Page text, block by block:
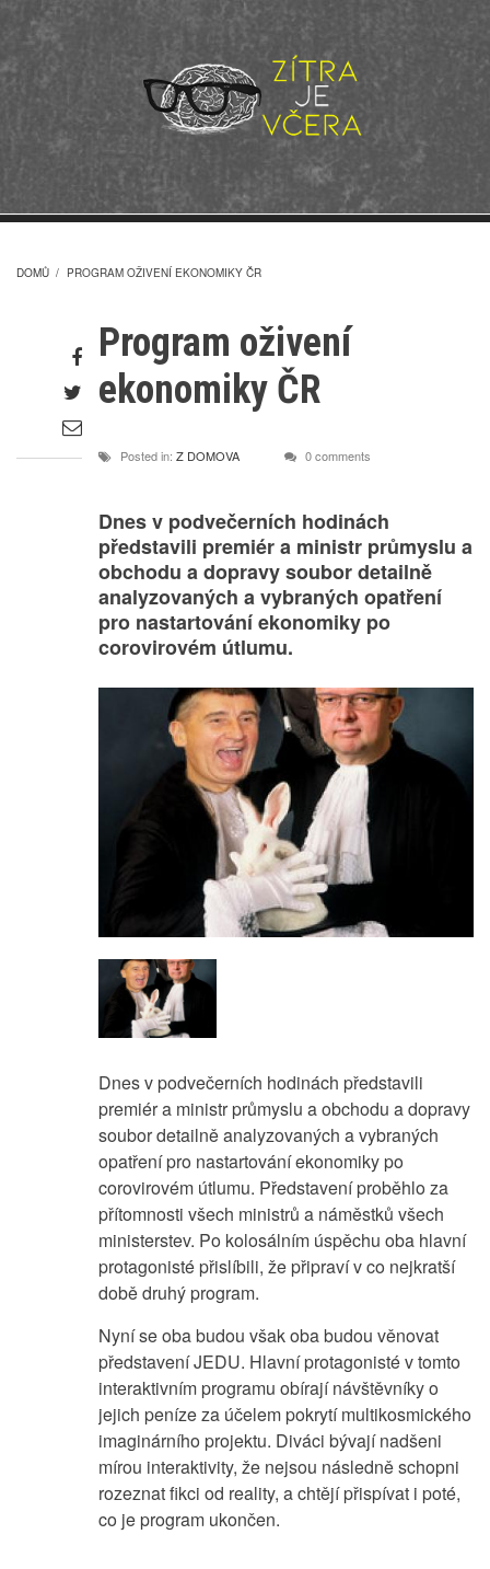
hlavnímu
NAVIGACE
DOMŮ / PROGRAM OŽIVENÍ EKONOMIKY ČR
Share
on
Facebook
Share
on
Twitter
Share
through
Program oživení
ekonomiky ČR
Posted in: Z DOMOVA 0 comments
Dnes v podvečerních hodinách
představili premiér a ministr průmyslu a
obchodu a dopravy soubor detailně
analyzovaných a vybraných opatření
pro nastartování ekonomiky po
corovirovém útlumu.
Dnes v podvečerních hodinách představili
premiér a ministr průmyslu a obchodu a dopravy
soubor detailně analyzovaných a vybraných
opatření pro nastartování ekonomiky po
corovirovém útlumu. Představení proběhlo za
přítomnosti všech ministrů a náměstků všech
ministerstev. Po kolosálním úspěchu oba hlavní
protagonisté přislíbili, že připraví v co nejkratší
době druhý program.
Nyní se oba budou však oba budou věnovat
představení JEDU. Hlavní protagonisté v tomto
interaktivním programu obírají návštěvníky o
jejich peníze za účelem pokrytí multikosmického
imaginárního projektu. Diváci bývají nadšeni
mírou interaktivity, že nejsou následně schopni
rozeznat fikci od reality, a chtějí přispívat i poté,
co je program ukončen.